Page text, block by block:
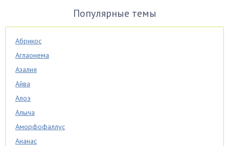
Популярные темы
Абрикос
Аглаонема
Азалия
Айва
Алоэ
Алыча
Аморфофаллус
Ананас